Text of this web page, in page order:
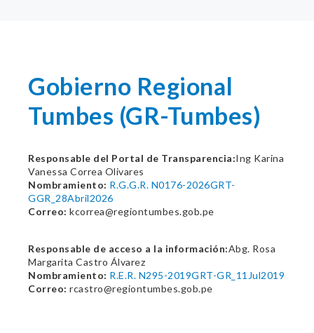
Gobierno Regional
Tumbes (GR-Tumbes)
Responsable del Portal de Transparencia:Ing Karina
Vanessa Correa Olivares
Nombramiento: R.G.G.R. N0176-2026GRT-
GGR_28Abril2026
Correo: kcorrea@regiontumbes.gob.pe
Responsable de acceso a la información:Abg. Rosa
Margarita Castro Álvarez
Nombramiento: R.E.R. N295-2019GRT-GR_11Jul2019
Correo: rcastro@regiontumbes.gob.pe